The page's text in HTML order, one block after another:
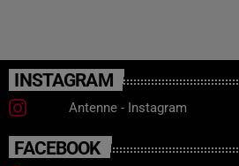
INSTAGRAM
Antenne - Instagram
FACEBOOK